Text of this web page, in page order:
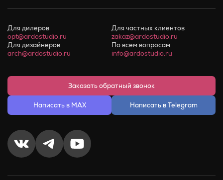
Для дилеров
opt@ardostudio.ru
Для частных клиентов
zakaz@ardostudio.ru
Для дизайнеров
arch@ardostudio.ru
По всем вопросам
info@ardostudio.ru
Заказать обратный звонок
Написать в MAX Написать в Telegram